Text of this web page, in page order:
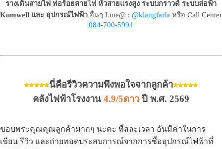
รางเดินสายไฟ ท่อร้อยสายไฟ หัวสายแรงสูง ระบบกราวด์ ระบบล่อฟ้า
Kumwell และ อุปกรณ์ไฟฟ้า อื่นๆ Line@ : @klangfaifa หรือ Call Center
084-700-5991
นี่คือรีวิวความพึงพอใจจากลูกค้า
คลังไฟฟ้าโรงงาน 4.9/5ดาวปี พ.ศ. 2569
ขอบพระคุณคุณลูกค้ามากๆ นะคะ ที่สละเวลา อันมีค่าในการ
เขียน รีวิว และถ่ายทอดประสบการณ์จากการซื้ออุปกรณ์ไฟฟ้าที่